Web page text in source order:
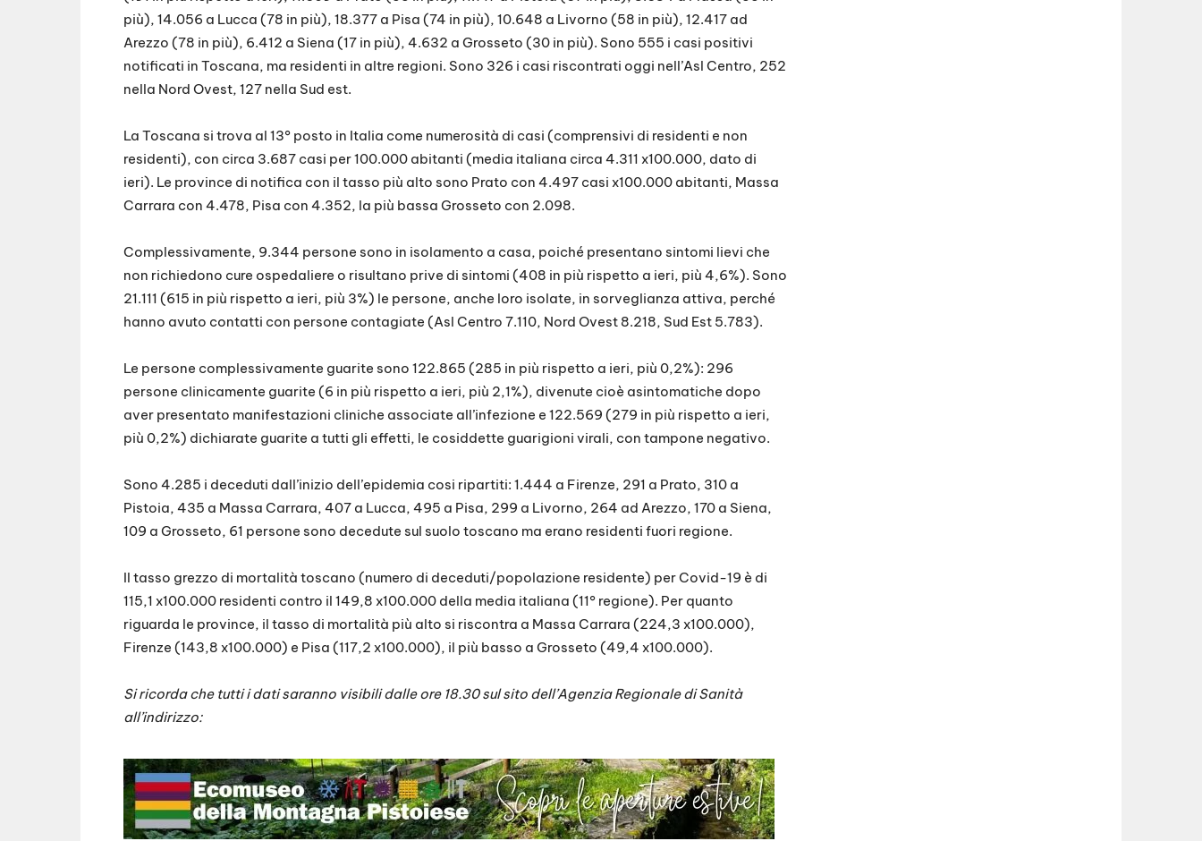
più), 14.056 a Lucca (78 in più), 18.377 a Pisa (74 in più), 10.648 a Livorno (58 in più), 12.417 ad
Arezzo (78 in più), 6.412 a Siena (17 in più), 4.632 a Grosseto (30 in più). Sono 555 i casi positivi
notificati in Toscana, ma residenti in altre regioni. Sono 326 i casi riscontrati oggi nell’Asl Centro, 252
nella Nord Ovest, 127 nella Sud est.
La Toscana si trova al 13° posto in Italia come numerosità di casi (comprensivi di residenti e non
residenti), con circa 3.687 casi per 100.000 abitanti (media italiana circa 4.311 x100.000, dato di
ieri). Le province di notifica con il tasso più alto sono Prato con 4.497 casi x100.000 abitanti, Massa
Carrara con 4.478, Pisa con 4.352, la più bassa Grosseto con 2.098.
Complessivamente, 9.344 persone sono in isolamento a casa, poiché presentano sintomi lievi che
non richiedono cure ospedaliere o risultano prive di sintomi (408 in più rispetto a ieri, più 4,6%). Sono
21.111 (615 in più rispetto a ieri, più 3%) le persone, anche loro isolate, in sorveglianza attiva, perché
hanno avuto contatti con persone contagiate (Asl Centro 7.110, Nord Ovest 8.218, Sud Est 5.783).
Le persone complessivamente guarite sono 122.865 (285 in più rispetto a ieri, più 0,2%): 296
persone clinicamente guarite (6 in più rispetto a ieri, più 2,1%), divenute cioè asintomatiche dopo
aver presentato manifestazioni cliniche associate all’infezione e 122.569 (279 in più rispetto a ieri,
più 0,2%) dichiarate guarite a tutti gli effetti, le cosiddette guarigioni virali, con tampone negativo.
Sono 4.285 i deceduti dall’inizio dell’epidemia cosi ripartiti: 1.444 a Firenze, 291 a Prato, 310 a
Pistoia, 435 a Massa Carrara, 407 a Lucca, 495 a Pisa, 299 a Livorno, 264 ad Arezzo, 170 a Siena,
109 a Grosseto, 61 persone sono decedute sul suolo toscano ma erano residenti fuori regione.
Il tasso grezzo di mortalità toscano (numero di deceduti/popolazione residente) per Covid-19 è di
115,1 x100.000 residenti contro il 149,8 x100.000 della media italiana (11° regione). Per quanto
riguarda le province, il tasso di mortalità più alto si riscontra a Massa Carrara (224,3 x100.000),
Firenze (143,8 x100.000) e Pisa (117,2 x100.000), il più basso a Grosseto (49,4 x100.000).
Si ricorda che tutti i dati saranno visibili dalle ore 18.30 sul sito dell’Agenzia Regionale di Sanità
all’indirizzo: